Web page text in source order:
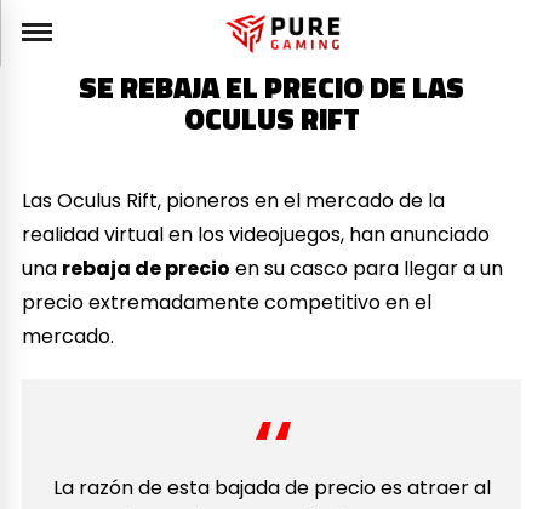
SE REBAJA EL PRECIO DE LAS
OCULUS RIFT
Las Oculus Rift, pioneros en el mercado de la
realidad virtual en los videojuegos, han anunciado
una rebaja de precio en su casco para llegar a un
precio extremadamente competitivo en el
mercado.
La razón de esta bajada de precio es atraer al